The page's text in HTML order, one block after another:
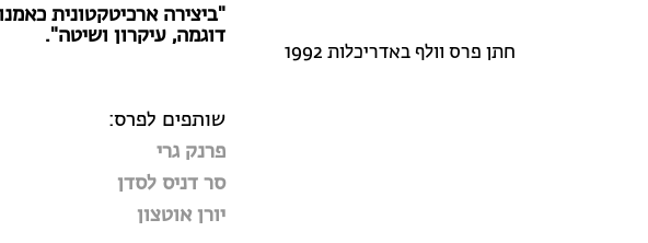
חתן פרס וולף באדריכלות 1992
"ביצירה ארכיטקטונית
דוגמה, עיקרון ושיטה".
שותפים לפרס:
פרנק גרי
סר דניס לסדן
יורן אוטצון